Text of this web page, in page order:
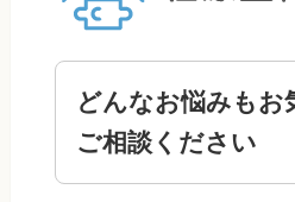
どんなお悩みもお
ご相談ください